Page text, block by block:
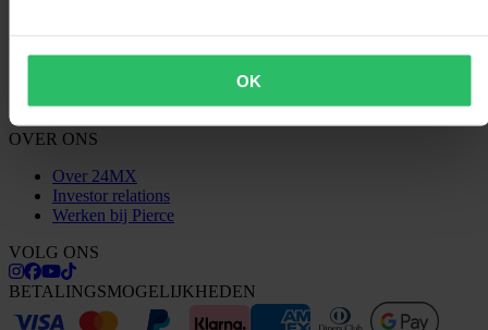
OK
Neem contact op met de klantenservice
OVER ONS
Over 24MX
Investor relations
Werken bij Pierce
VOLG ONS
BETALINGSMOGELIJKHEDEN